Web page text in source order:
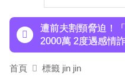
破門 家屬發聲曝現
遭前夫割頸脅迫！
2000萬 2度遇感情
停更1個月全面復工
企劃」二伯IG也更新
首頁 標籤 jin jin